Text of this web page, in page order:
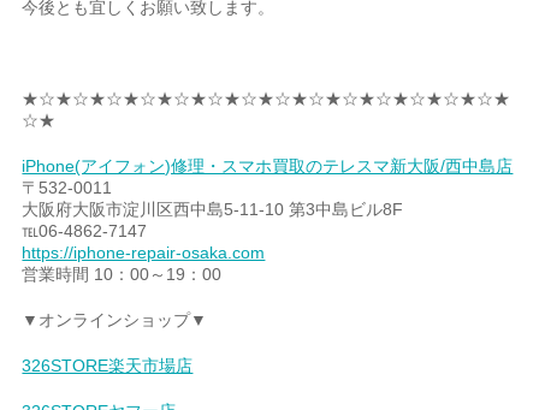
今後とも宜しくお願い致します。
★☆★☆★☆★☆★☆★☆★☆★☆★☆★☆★☆★☆★☆★☆★
☆★
iPhone(アイフォン)修理・スマホ買取のテレスマ新大阪/西中島店
〒532-0011
大阪府大阪市淀川区西中島5-11-10 第3中島ビル8F
℡06-4862-7147
https://iphone-repair-osaka.com
営業時間 10：00～19：00
▼オンラインショップ▼
326STORE楽天市場店